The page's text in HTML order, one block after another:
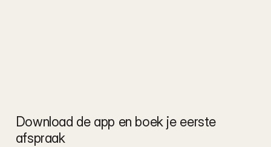
Download de app en boek je eerste
afspraak